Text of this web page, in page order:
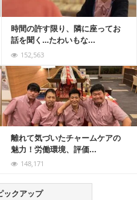
時間の許す限り、隣に座ってお
話を聞く…たわいもな...
152,563
離れて気づいたチャームケアの
魅力！労働環境、評価...
148,171
ックアップ